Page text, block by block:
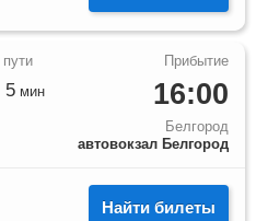
16:00
Белгород
автовокзал Белгород
5мин
Найти билеты